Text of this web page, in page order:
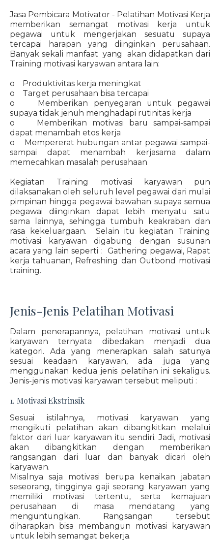
Jasa Pembicara Motivator - Pelatihan Motivasi Kerja
memberikan semangat motivasi kerja untuk
pegawai untuk mengerjakan sesuatu supaya
tercapai harapan yang diinginkan perusahaan.
Banyak sekali manfaat yang akan didapatkan dari
Training motivasi karyawan antara lain:
o Produktivitas kerja meningkat
o Target perusahaan bisa tercapai
o Memberikan penyegaran untuk pegawai
supaya tidak jenuh menghadapi rutinitas kerja
o Memberikan motivasi baru sampai-sampai
dapat menambah etos kerja
o Mempererat hubungan antar pegawai sampai-
sampai dapat menambah kerjasama dalam
memecahkan masalah perusahaan
Kegiatan Training motivasi karyawan pun
dilaksanakan oleh seluruh level pegawai dari mulai
pimpinan hingga pegawai bawahan supaya semua
pegawai diinginkan dapat lebih menyatu satu
sama lainnya, sehingga tumbuh keakraban dan
rasa kekeluargaan. Selain itu kegiatan Training
motivasi karyawan digabung dengan susunan
acara yang lain seperti : Gathering pegawai, Rapat
kerja tahuanan, Refreshing dan Outbond motivasi
training.
Jenis-Jenis Pelatihan Motivasi
Dalam penerapannya, pelatihan motivasi untuk
karyawan ternyata dibedakan menjadi dua
kategori. Ada yang menerapkan salah satunya
sesuai keadaan karyawan, ada juga yang
menggunakan kedua jenis pelatihan ini sekaligus.
Jenis-jenis motivasi karyawan tersebut meliputi :
1. Motivasi Ekstrinsik
Sesuai istilahnya, motivasi karyawan yang
mengikuti pelatihan akan dibangkitkan melalui
faktor dari luar karyawan itu sendiri. Jadi, motivasi
akan dibangkitkan dengan memberikan
rangsangan dari luar dan banyak dicari oleh
karyawan.
Misalnya saja motivasi berupa kenaikan jabatan
seseorang, tingginya gaji seorang karyawan yang
memiliki motivasi tertentu, serta kemajuan
perusahaan di masa mendatang yang
menguntungkan. Rangsangan tersebut
diharapkan bisa membangun motivasi karyawan
untuk lebih semangat bekerja.